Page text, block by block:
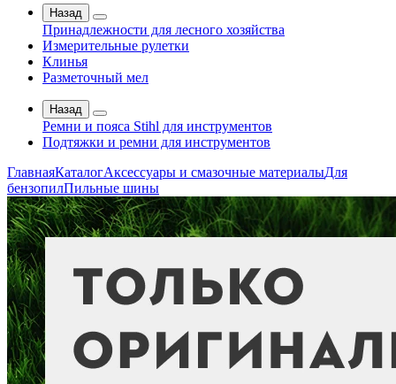
Назад
Принадлежности для лесного хозяйства
Измерительные рулетки
Клинья
Разметочный мел
Назад
Ремни и пояса Stihl для инструментов
Подтяжки и ремни для инструментов
ГлавнаяКаталогАксессуары и смазочные материалыДля
бензопилПильные шины